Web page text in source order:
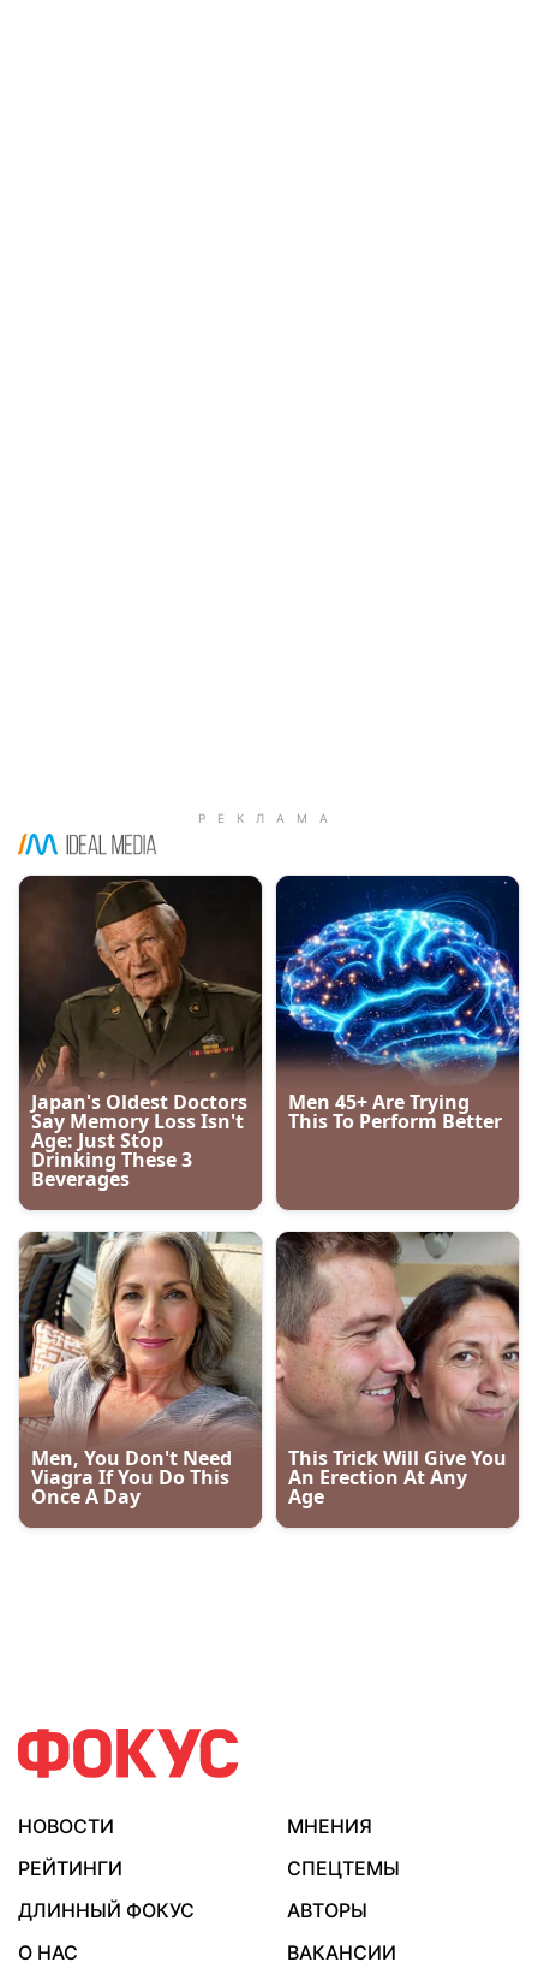
НОВОСТИ
МНЕНИЯ
РЕЙТИНГИ
СПЕЦТЕМЫ
ДЛИННЫЙ ФОКУС
АВТОРЫ
О НАС
ВАКАНСИИ